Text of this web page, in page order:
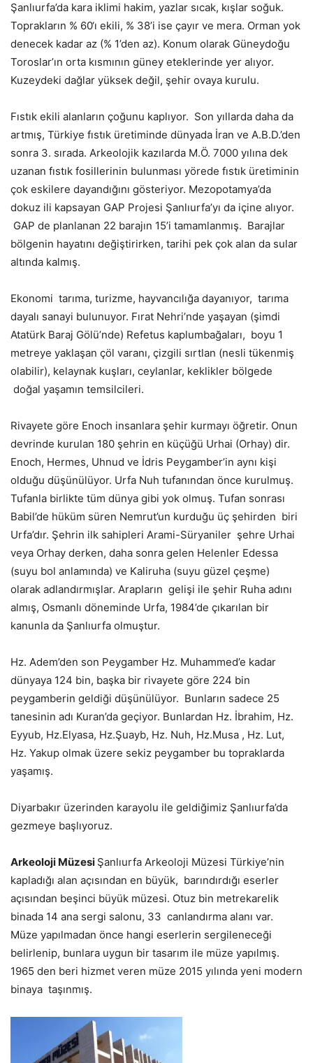
Şanlıurfa’da kara iklimi hakim, yazlar sıcak, kışlar soğuk.
Toprakların % 60‘ı ekili, % 38’i ise çayır ve mera. Orman yok
denecek kadar az (% 1’den az). Konum olarak Güneydoğu
Toroslar’ın orta kısmının güney eteklerinde yer alıyor.
Kuzeydeki dağlar yüksek değil, şehir ovaya kurulu.
Fıstık ekili alanların çoğunu kaplıyor. Son yıllarda daha da
artmış, Türkiye fıstık üretiminde dünyada İran ve A.B.D.’den
sonra 3. sırada. Arkeolojik kazılarda M.Ö. 7000 yılına dek
uzanan fıstık fosillerinin bulunması yörede fıstık üretiminin
çok eskilere dayandığını gösteriyor. Mezopotamya’da
dokuz ili kapsayan GAP Projesi Şanlıurfa’yı da içine alıyor.
GAP de planlanan 22 barajın 15’i tamamlanmış. Barajlar
bölgenin hayatını değiştirirken, tarihi pek çok alan da sular
altında kalmış.
Ekonomi tarıma, turizme, hayvancılığa dayanıyor, tarıma
dayalı sanayi bulunuyor. Fırat Nehri’nde yaşayan (şimdi
Atatürk Baraj Gölü’nde) Refetus kaplumbağaları, boyu 1
metreye yaklaşan çöl varanı, çizgili sırtlan (nesli tükenmiş
olabilir), kelaynak kuşları, ceylanlar, keklikler bölgede
doğal yaşamın temsilcileri.
Rivayete göre Enoch insanlara şehir kurmayı öğretir. Onun
devrinde kurulan 180 şehrin en küçüğü Urhai (Orhay) dir.
Enoch, Hermes, Uhnud ve İdris Peygamber’in aynı kişi
olduğu düşünülüyor. Urfa Nuh tufanından önce kurulmuş.
Tufanla birlikte tüm dünya gibi yok olmuş. Tufan sonrası
Babil’de hüküm süren Nemrut’un kurduğu üç şehirden biri
Urfa’dır. Şehrin ilk sahipleri Arami-Süryaniler şehre Urhai
veya Orhay derken, daha sonra gelen Helenler Edessa
(suyu bol anlamında) ve Kaliruha (suyu güzel çeşme)
olarak adlandırmışlar. Arapların gelişi ile şehir Ruha adını
almış, Osmanlı döneminde Urfa, 1984’de çıkarılan bir
kanunla da Şanlıurfa olmuştur.
Hz. Adem’den son Peygamber Hz. Muhammed’e kadar
dünyaya 124 bin, başka bir rivayete göre 224 bin
peygamberin geldiği düşünülüyor. Bunların sadece 25
tanesinin adı Kuran’da geçiyor. Bunlardan Hz. İbrahim, Hz.
Eyyub, Hz.Elyasa, Hz.Şuayb, Hz. Nuh, Hz.Musa , Hz. Lut,
Hz. Yakup olmak üzere sekiz peygamber bu topraklarda
yaşamış.
Diyarbakır üzerinden karayolu ile geldiğimiz Şanlıurfa’da
gezmeye başlıyoruz.
Arkeoloji Müzesi Şanlıurfa Arkeoloji Müzesi Türkiye’nin
kapladığı alan açısından en büyük, barındırdığı eserler
açısından beşinci büyük müzesi. Otuz bin metrekarelik
binada 14 ana sergi salonu, 33 canlandırma alanı var.
Müze yapılmadan önce hangi eserlerin sergileneceği
belirlenip, bunlara uygun bir tasarım ile müze yapılmış.
1965 den beri hizmet veren müze 2015 yılında yeni modern
binaya taşınmış.